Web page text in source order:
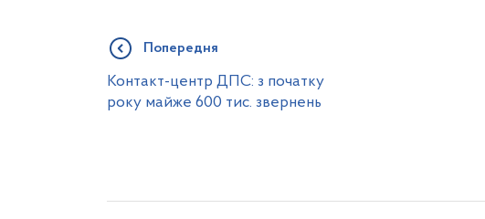
Попередня
Контакт-центр ДПС: з початку
року майже 600 тис. звернень